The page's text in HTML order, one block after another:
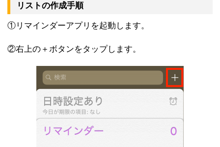
リストの作成手順
①リマインダーアプリを起動します。
②右上の＋ボタンをタップします。